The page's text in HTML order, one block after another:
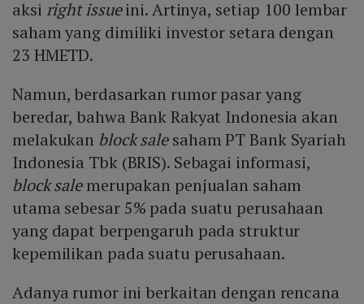
aksi right issueini. Artinya, setiap 100 lembar
saham yang dimiliki investor setara dengan
23 HMETD.
Namun, berdasarkan rumor pasar yang
beredar, bahwa Bank Rakyat Indonesia akan
melakukan block salesaham PT Bank Syariah
Indonesia Tbk (BRIS). Sebagai informasi,
block salemerupakan penjualan saham
utama sebesar 5% pada suatu perusahaan
yang dapat berpengaruh pada struktur
kepemilikan pada suatu perusahaan.
Adanya rumor ini berkaitan dengan rencana